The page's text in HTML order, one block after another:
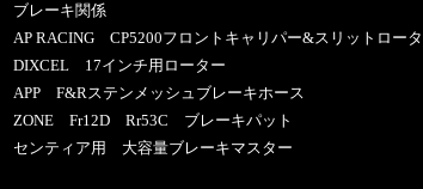
ブレーキ関係
AP RACING CP5200フロントキャリパー&スリットロー
DIXCEL 17インチ用ローター
APP F&Rステンメッシュブレーキホース
ZONE Fr12D Rr53C ブレーキパット
センティア用 大容量ブレーキマスター